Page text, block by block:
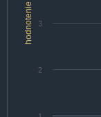
hodnotenie
2
3